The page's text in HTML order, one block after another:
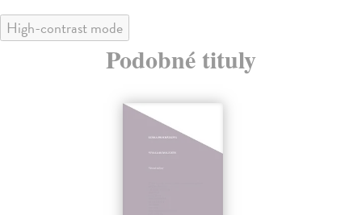
High-contrast mode
Podobné tituly